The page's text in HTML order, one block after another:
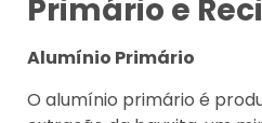
Primário e
Alumínio Primário
O alumínio primário é